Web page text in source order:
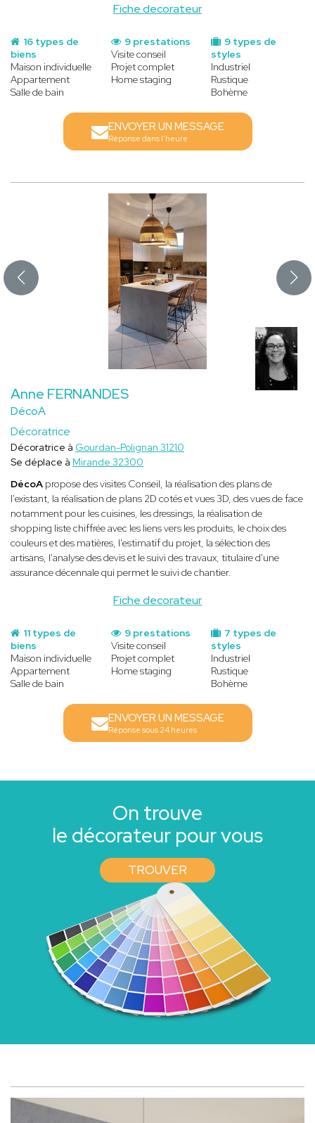
Fiche decorateur
16 types de
biens
Maison individuelle
Appartement
Salle de bain
9 types de
styles
Industriel
Rustique
Bohème
9 prestations
Visite conseil
Projet complet
Home staging
ENVOYER UN MESSAGE
Réponse dans l'heure
Anne FERNANDES
DécoA
Décoratrice
Fiche decorateur
Décoratrice à Gourdan-Polignan 31210
Se déplace à Mirande 32300
DécoA propose des visites Conseil, la réalisation des plans de
l'existant, la réalisation de plans 2D cotés et vues 3D, des vues de face
notamment pour les cuisines, les dressings, la réalisation de
shopping liste chiffrée avec les liens vers les produits, le choix des
couleurs et des matières, l'estimatif du projet, la sélection des
artisans, l'analyse des devis et le suivi des travaux, titulaire d'une
assurance décennale qui permet le suivi de chantier.
11 types de
biens
Maison individuelle
Appartement
Salle de bain
7 types de
styles
Industriel
Rustique
Bohème
9 prestations
Visite conseil
Projet complet
Home staging
ENVOYER UN MESSAGE
Réponse sous 24 heures
On trouve
le décorateur pour vous
TROUVER